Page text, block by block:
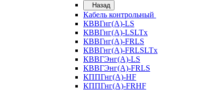
Назад
Кабель контрольный
КВВГнг(А)-LS
КВВГнг(А)-LSLTx
КВВГнг(А)-FRLS
КВВГнг(А)-FRLSLTx
КВВГЭнг(А)-LS
КВВГЭнг(А)-FRLS
КППГнг(А)-HF
КППГнг(А)-FRHF